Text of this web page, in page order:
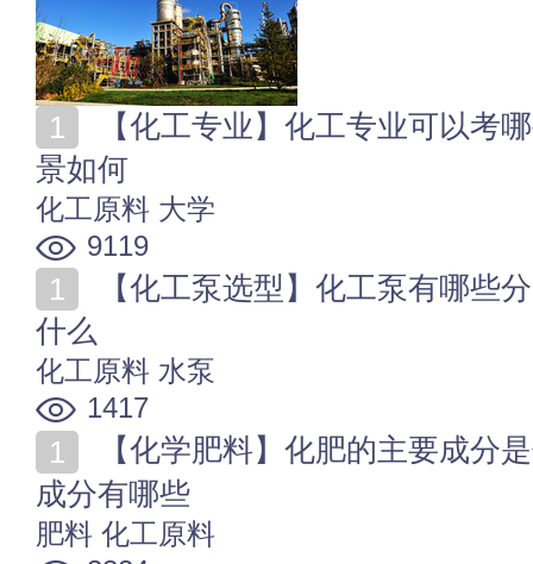
景如何
化工原料 大学
9119
什么
化工原料 水泵
1417
成分有哪些
肥料 化工原料